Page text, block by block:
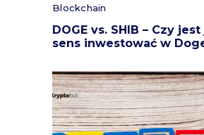
Blockchain
DOGE vs. SHIB – Czy
sens inwestować w